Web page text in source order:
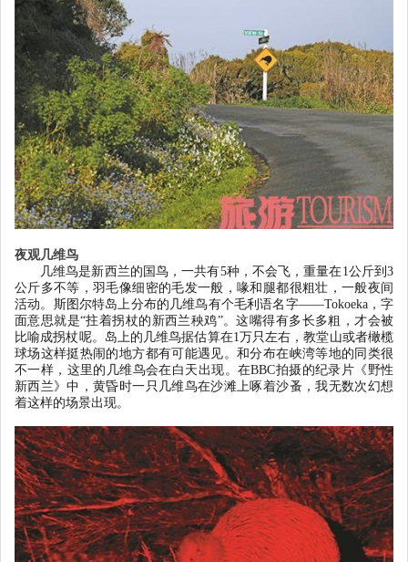
夜观几维鸟
几维鸟是新西兰的国鸟，一共有5种，不会飞，重量在1公斤到3
公斤多不等，羽毛像细密的毛发一般，喙和腿都很粗壮，一般夜间
活动。斯图尔特岛上分布的几维鸟有个毛利语名字——Tokoeka，字
面意思就是“拄着拐杖的新西兰秧鸡”。这嘴得有多长多粗，才会被
比喻成拐杖呢。岛上的几维鸟据估算在1万只左右，教堂山或者橄榄
球场这样挺热闹的地方都有可能遇见。和分布在峡湾等地的同类很
不一样，这里的几维鸟会在白天出现。在BBC拍摄的纪录片《野性
新西兰》中，黄昏时一只几维鸟在沙滩上啄着沙蚤，我无数次幻想
着这样的场景出现。